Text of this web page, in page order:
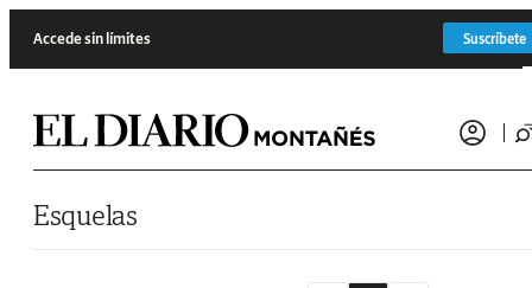
Accede sin límites Suscríbete
Esquelas